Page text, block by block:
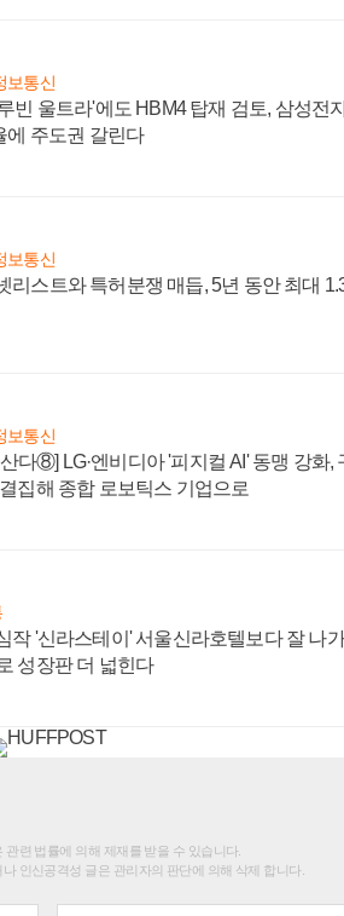
보통신
빈 울트라'에도 HBM4 탑재 검토, 삼성전
에 주도권 갈린다
보통신
리스트와 특허분쟁 매듭, 5년 동안 최대
보통신
다⑧] LG·엔비디아 '피지컬 AI' 동맹 강화,
집해 종합 로보틱스 기업으로
작 '신라스테이' 서울신라호텔보다 잘 나가
성장판 더 넓힌다
련 법률에 의해 제재를 받을 수 있습니다.
인신공격성 글은 관리자의 판단에 의해 삭제 합니다.